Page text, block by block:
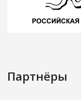
Партнёры